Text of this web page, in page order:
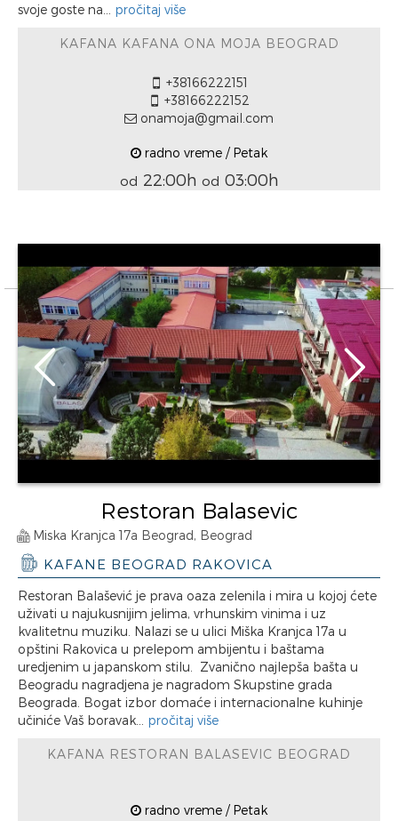
svoje goste na... pročitaj više
KAFANA KAFANA ONA MOJA BEOGRAD
+38166222151
+38166222152
onamoja@gmail.com
radno vreme / Petak
od 22:00h od 03:00h
Restoran Balasevic
Miska Kranjca 17a Beograd, Beograd
KAFANE BEOGRAD RAKOVICA
Restoran Balašević je prava oaza zelenila i mira u kojoj ćete
uživati u najukusnijim jelima, vrhunskim vinima i uz
kvalitetnu muziku. Nalazi se u ulici Miška Kranjca 17a u
opštini Rakovica u prelepom ambijentu i baštama
uredjenim u japanskom stilu. Zvanično najlepša bašta u
Beogradu nagradjena je nagradom Skupstine grada
Beograda. Bogat izbor domaće i internacionalne kuhinje
učiniće Vaš boravak... pročitaj više
KAFANA RESTORAN BALASEVIC BEOGRAD
radno vreme / Petak